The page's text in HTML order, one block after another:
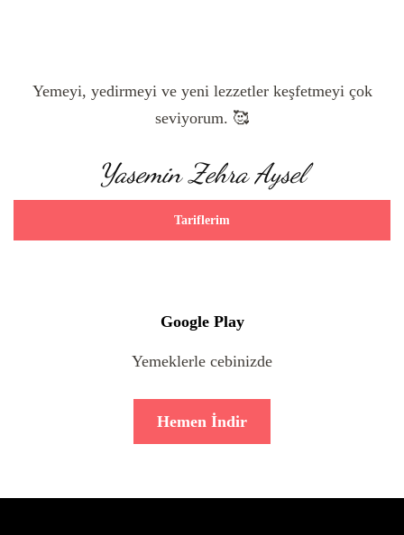
Yemeyi, yedirmeyi ve yeni lezzetler keşfetmeyi çok
seviyorum. 🥰
Yasemin Zehra Aysel
Tariflerim
Google Play
Yemeklerle cebinizde
Hemen İndir